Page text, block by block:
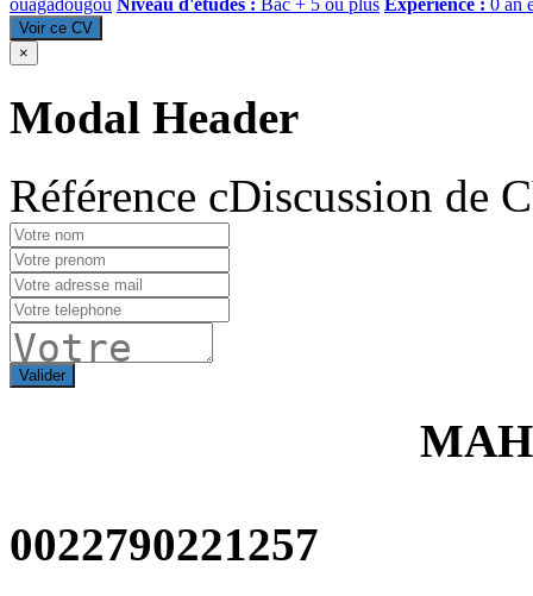
Voir ce CV
×
Modal Header
Référence cDiscussion de
Valider
0022790221257